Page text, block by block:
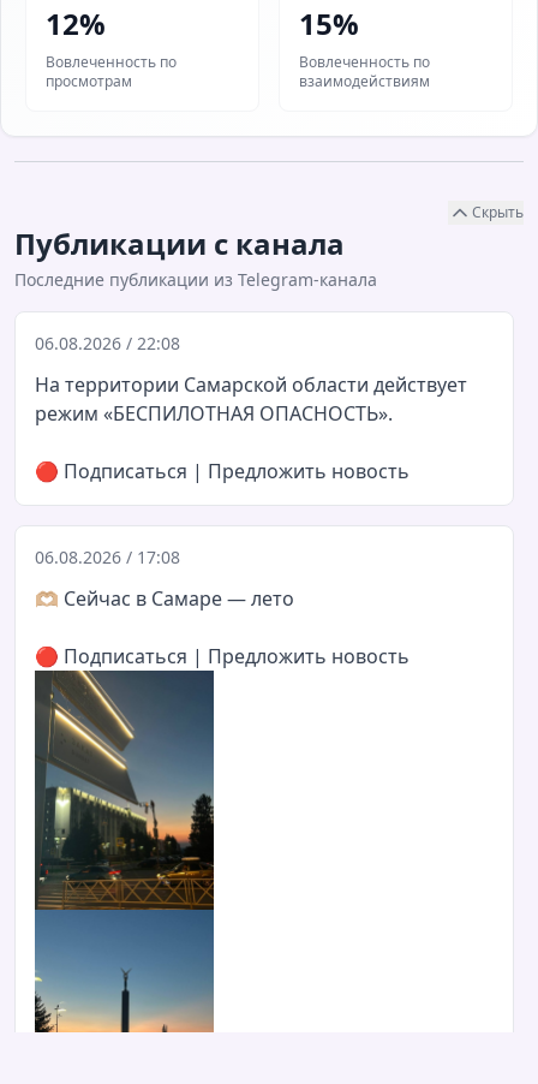
12%
Вовлеченность по
просмотрам
15%
Вовлеченность по
взаимодействиям
Скрыть
Публикации с канала
Последние публикации из Telegram-канала
06.08.2026 / 22:08
На территории Самарской области действует
режим «БЕСПИЛОТНАЯ ОПАСНОСТЬ».
🔴 Подписаться | Предложить новость
06.08.2026 / 17:08
🫶🏼 Сейчас в Самаре — лето
🔴 Подписаться | Предложить новость